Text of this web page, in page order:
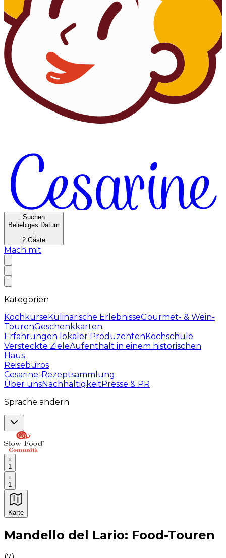
Suchen
Beliebiges Datum
·
2 Gäste
Mach mit
Kategorien
KochkurseKulinarische ErlebnisseGourmet- & Wein-
TourenGeschenkkarten
Erfahrungen lokaler ProduzentenKochschule
Versteckte ZieleAufenthalt in einem historischen
Haus
Reisebüros
Cesarine-Rezeptsammlung
Über unsNachhaltigkeitPresse & PR
Sprache ändern
1
1
Karte
Unvergessliche kulinarische Erlebnisse:
Mandello del Lario: Food-Touren